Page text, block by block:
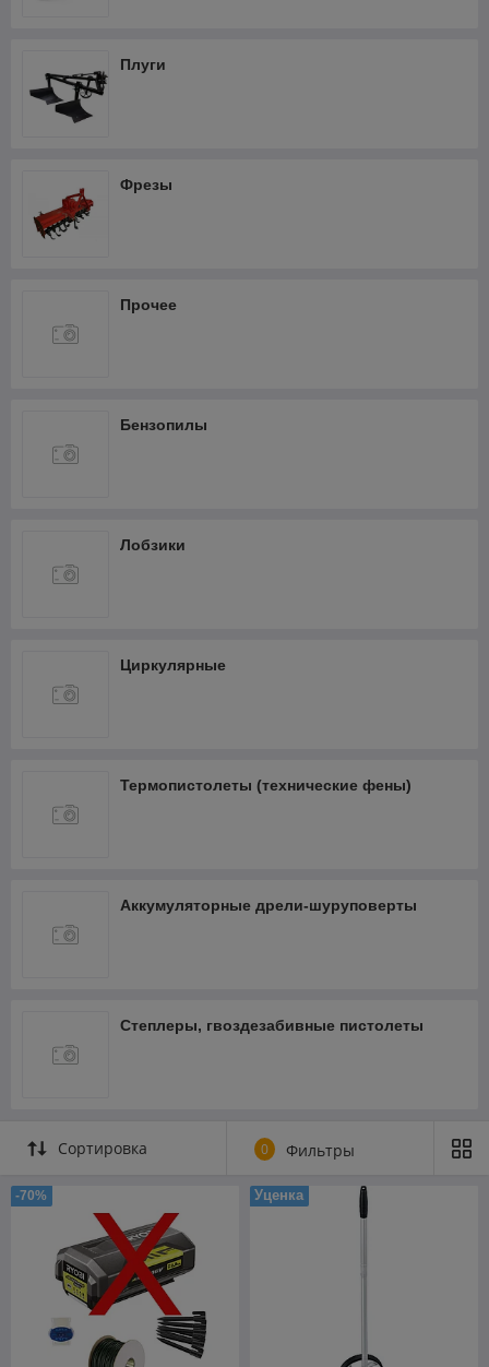
Плуги
Фрезы
Прочее
Бензопилы
Лобзики
Циркулярные
Термопистолеты (технические фены)
Аккумуляторные дрели-шуруповерты
Степлеры, гвоздезабивные пистолеты
Сортировка 0 Фильтры
-70% Уценка